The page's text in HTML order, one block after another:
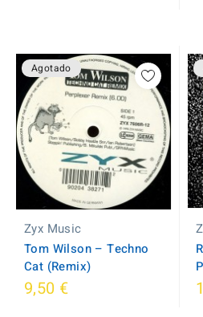
Agotado
Zyx Music
Tom Wilson ‎– Techno
Cat (Remix)
9,50 €